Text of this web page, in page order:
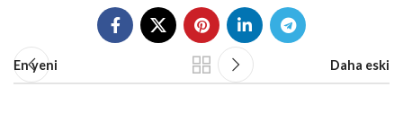
En yeni Daha eski